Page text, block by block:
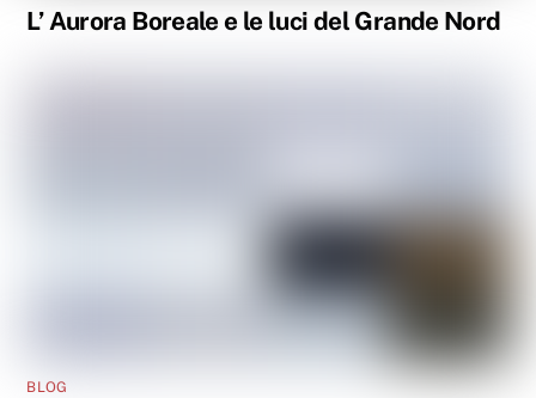
L’ Aurora Boreale e le luci del Grande Nord
BLOG